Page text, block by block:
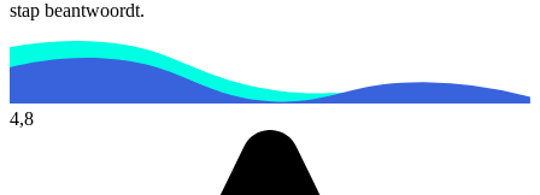
stap beantwoordt.
4,8